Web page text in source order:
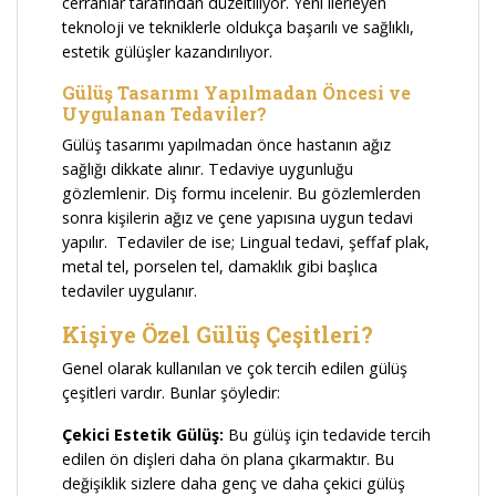
teknoloji ve tekniklerle oldukça başarılı ve sağlıklı,
estetik gülüşler kazandırılıyor.
Gülüş Tasarımı Yapılmadan Öncesi ve
Uygulanan Tedaviler?
Gülüş tasarımı yapılmadan önce hastanın ağız
sağlığı dikkate alınır. Tedaviye uygunluğu
gözlemlenir. Diş formu incelenir. Bu gözlemlerden
sonra kişilerin ağız ve çene yapısına uygun tedavi
yapılır. Tedaviler de ise; Lingual tedavi, şeffaf plak,
metal tel, porselen tel, damaklık gibi başlıca
tedaviler uygulanır.
Kişiye Özel Gülüş Çeşitleri?
Genel olarak kullanılan ve çok tercih edilen gülüş
çeşitleri vardır. Bunlar şöyledir:
Çekici Estetik Gülüş: Bu gülüş için tedavide tercih
edilen ön dişleri daha ön plana çıkarmaktır. Bu
değişiklik sizlere daha genç ve daha çekici gülüş